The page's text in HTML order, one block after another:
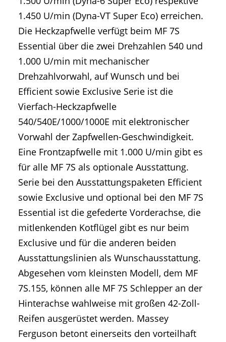
1.450 U/min (Dyna-VT Super Eco) erreichen.
Die Heckzapfwelle verfügt beim MF 7S
Essential über die zwei Drehzahlen 540 und
1.000 U/min mit mechanischer
Drehzahlvorwahl, auf Wunsch und bei
Efficient sowie Exclusive Serie ist die
Vierfach-Heckzapfwelle
540/540E/1000/1000E mit elektronischer
Vorwahl der Zapfwellen-Geschwindigkeit.
Eine Frontzapfwelle mit 1.000 U/min gibt es
für alle MF 7S als optionale Ausstattung.
Serie bei den Ausstattungspaketen Efficient
sowie Exclusive und optional bei den MF 7S
Essential ist die gefederte Vorderachse, die
mitlenkenden Kotflügel gibt es nur beim
Exclusive und für die anderen beiden
Ausstattungslinien als Wunschausstattung.
Abgesehen vom kleinsten Modell, dem MF
7S.155, können alle MF 7S Schlepper an der
Hinterachse wahlweise mit großen 42-Zoll-
Reifen ausgerüstet werden. Massey
Ferguson betont einerseits den vorteilhaft